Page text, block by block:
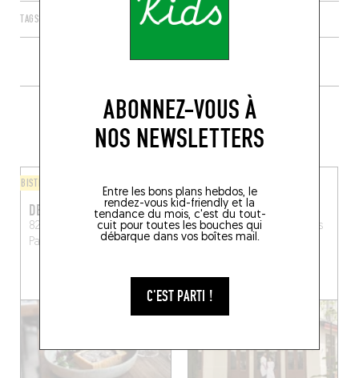
ABONNEZ-VOUS À
NOS NEWSLETTERS
Entre les bons plans hebdos, le
rendez-vous kid-friendly et la
tendance du mois, c'est du tout-
cuit pour toutes les bouches qui
débarque dans vos boîtes mail.
C'EST PARTI !
TAGS ÎLE-DE-FRANCE FRANCE
PLUS DE TABLES DE GENRE À
PROXIMITÉ
BISTROT
DES TERRES
82 Rue Alexandre Dumas
Paris (75020)
DANDELION
46 Rue des Vignoles
Paris
(75020)
RÉSERVER UNE TABLE